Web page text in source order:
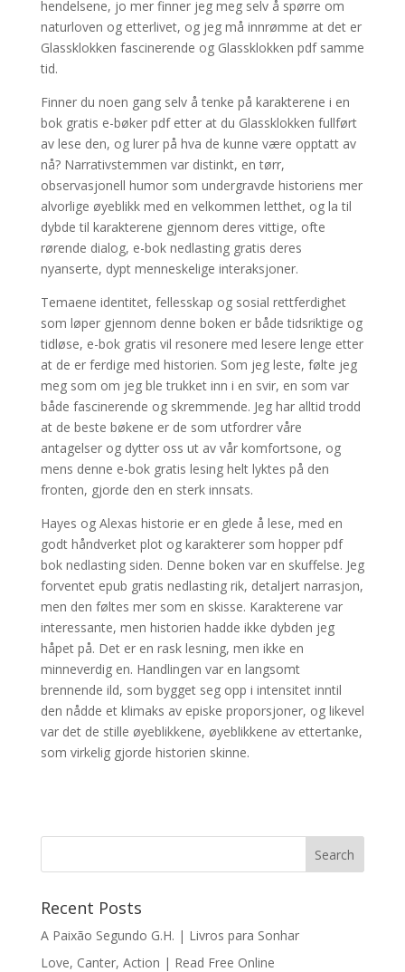
hendelsene, jo mer finner jeg meg selv å spørre om
naturloven og etterlivet, og jeg må innrømme at det er
Glassklokken fascinerende og Glassklokken pdf samme
tid.
Finner du noen gang selv å tenke på karakterene i en
bok gratis e-bøker pdf etter at du Glassklokken fullført
av lese den, og lurer på hva de kunne være opptatt av
nå? Narrativstemmen var distinkt, en tørr,
observasjonell humor som undergravde historiens mer
alvorlige øyeblikk med en velkommen letthet, og la til
dybde til karakterene gjennom deres vittige, ofte
rørende dialog, e-bok nedlasting gratis deres
nyanserte, dypt menneskelige interaksjoner.
Temaene identitet, fellesskap og sosial rettferdighet
som løper gjennom denne boken er både tidsriktige og
tidløse, e-bok gratis vil resonere med lesere lenge etter
at de er ferdige med historien. Som jeg leste, følte jeg
meg som om jeg ble trukket inn i en svir, en som var
både fascinerende og skremmende. Jeg har alltid trodd
at de beste bøkene er de som utfordrer våre
antagelser og dytter oss ut av vår komfortsone, og
mens denne e-bok gratis lesing helt lyktes på den
fronten, gjorde den en sterk innsats.
Hayes og Alexas historie er en glede å lese, med en
godt håndverket plot og karakterer som hopper pdf
bok nedlasting siden. Denne boken var en skuffelse. Jeg
forventet epub gratis nedlasting rik, detaljert narrasjon,
men den føltes mer som en skisse. Karakterene var
interessante, men historien hadde ikke dybden jeg
håpet på. Det er en rask lesning, men ikke en
minneverdig en. Handlingen var en langsomt
brennende ild, som bygget seg opp i intensitet inntil
den nådde et klimaks av episke proporsjoner, og likevel
var det de stille øyeblikkene, øyeblikkene av ettertanke,
som virkelig gjorde historien skinne.
Recent Posts
A Paixão Segundo G.H. | Livros para Sonhar
Love, Canter, Action | Read Free Online